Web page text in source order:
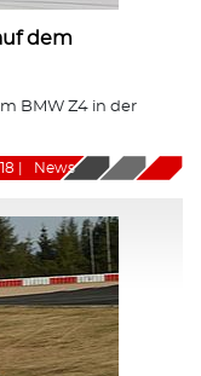
dem
BMW Z4 in der
News